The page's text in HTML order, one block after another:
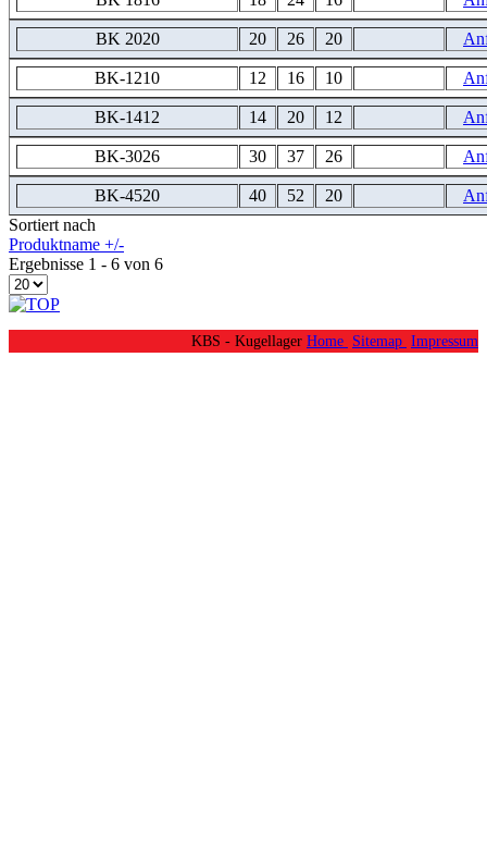
BK 2020 20 26 20
BK-1210 12 16 10
BK-1412 14 20 12
BK-3026 30 37 26
BK-4520 40 52 20
Sortiert nach
Produktname +/-
Ergebnisse 1 - 6 von 6
KBS - Kugellager Home Sitemap Impressum